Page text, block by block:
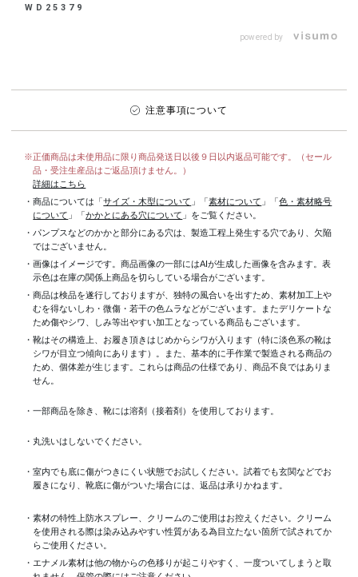
WD25379
powered by
注意事項について
※正価商品は未使用品に限り商品発送日以後９日以内返品可能です。（セール
品・受注生産品はご返品頂けません。）
詳細はこちら
・商品については「サイズ・木型について 」「素材について 」「色・素材略号
について 」「かかとにある穴について 」をご覧ください。
・パンプスなどのかかと部分にある穴は、製造工程上発生する穴であり、欠陥
ではございません。
・画像はイメージです。商品画像の一部にはAIが生成した画像を含みます。表
示色は在庫の関係上商品を切らしている場合がございます。
・商品は検品を遂行しておりますが、独特の風合いを出すため、素材加工上
むを得ないしわ・微傷・若干の色ムラなどがございます。またデリケートな
ため傷やシワ、しみ等出やすい加工となっている商品もございます。
・靴はその構造上、お履き頂きはじめからシワが入ります（特に淡色系の靴は
シワが目立つ傾向にあります）。また、基本的に手作業で製造される商品の
ため、個体差が生じます。これらは商品の仕様であり、商品不良ではありま
せん。
・一部商品を除き、靴には溶剤（接着剤）を使用しております。
・丸洗いはしないでください。
・室内でも底に傷がつきにくい状態でお試しください。試着でも玄関などでお
履きになり、靴底に傷がついた場合には、返品は承りかねます。
・素材の特性上防水スプレー、クリームのご使用はお控えください。クリーム
を使用される際は染み込みやすい性質がある為目立たない箇所で試されてか
らご使用ください。
・エナメル素材は他の物からの色移りが起こりやすく、一度ついてしまうと取